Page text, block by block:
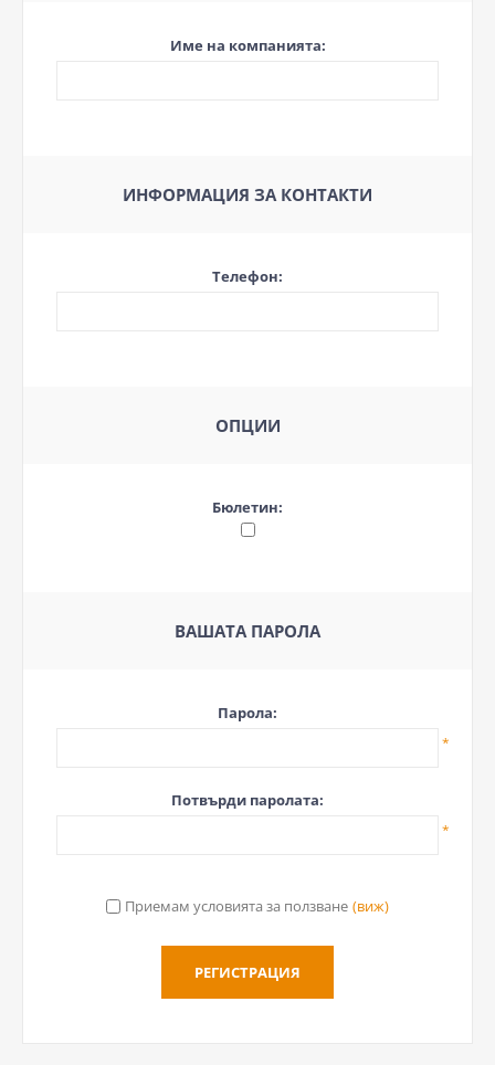
Име на компанията:
ИНФОРМАЦИЯ ЗА КОНТАКТИ
Телефон:
ОПЦИИ
Бюлетин:
ВАШАТА ПАРОЛА
Парола:
*
Потвърди паролата:
*
Приемам условията за ползване (виж)